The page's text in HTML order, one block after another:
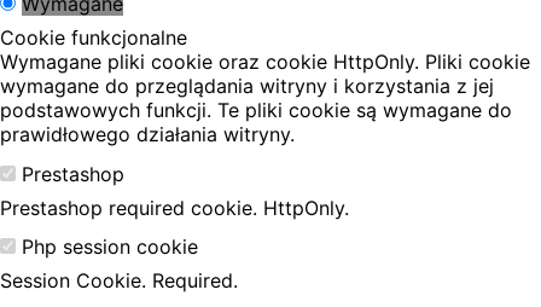
Cookie funkcjonalne
Wymagane pliki cookie oraz cookie HttpOnly. Pliki cookie
wymagane do przeglądania witryny i korzystania z jej
podstawowych funkcji. Te pliki cookie są wymagane do
prawidłowego działania witryny.
Prestashop
Prestashop required cookie. HttpOnly.
Php session cookie
Session Cookie. Required.